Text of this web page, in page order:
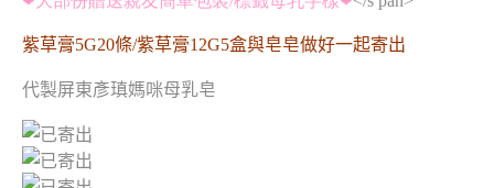
紫草膏5G20條/紫草膏12G5盒與皂皂做好一起寄出
代製屏東彥瑱媽咪母乳皂